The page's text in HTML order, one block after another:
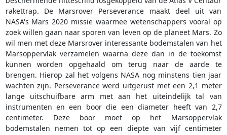
rakettrap. De Marsrover Perseverance maakt deel uit van
NASA's Mars 2020 missie waarmee wetenschappers vooral op
zoek willen gaan naar sporen van leven op de planeet Mars. Zo
wil men met deze Marsrover interessante bodemstalen van het
Marsoppervlak verzamelen waarna deze dan in de toekomst
kunnen worden opgehaald om terug naar de aarde te
brengen. Hierop zal het volgens NASA nog minstens tien jaar
wachten zijn. Perseverance werd uitgerust met een 2,1 meter
lange uitschuifbare arm met aan het uiteindelijk tal van
instrumenten en een boor die een diameter heeft van 2,7
centimeter. Deze boor moet op het Marsoppervlak
bodemstalen nemen tot op een diepte van vijf centimeter